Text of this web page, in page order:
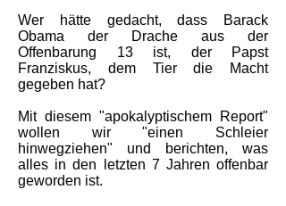
Wer hätte gedacht, dass Barack
Obama der Drache aus der
Offenbarung 13 ist, der Papst
Franziskus, dem Tier die Macht
gegeben hat?
Mit diesem "apokalyptischem Report"
wollen wir "einen Schleier
hinwegziehen" und berichten, was
alles in den letzten 7 Jahren offenbar
geworden ist.